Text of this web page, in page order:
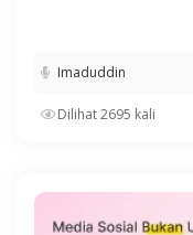
Imaduddin
Dilihat 2695 kali